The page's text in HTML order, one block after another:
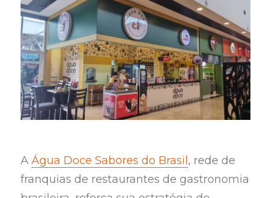
AÁgua Doce Sabores do Brasil , rede de
franquias de restaurantes de gastronomia